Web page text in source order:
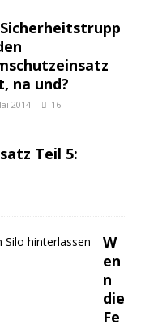
na und?
2014 16
Teil 5:
W
en
n
die
Fe